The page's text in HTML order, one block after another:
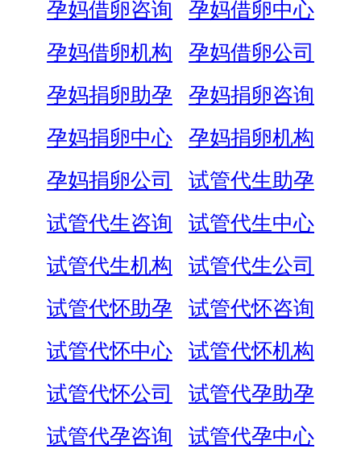
孕妈借卵咨询
孕妈借卵中心
孕妈借卵机构
孕妈借卵公司
孕妈捐卵助孕
孕妈捐卵咨询
孕妈捐卵中心
孕妈捐卵机构
孕妈捐卵公司
试管代生助孕
试管代生咨询
试管代生中心
试管代生机构
试管代生公司
试管代怀助孕
试管代怀咨询
试管代怀中心
试管代怀机构
试管代怀公司
试管代孕助孕
试管代孕咨询
试管代孕中心